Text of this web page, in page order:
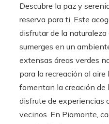
Descubre la paz y
reserva para ti. Este
disfrutar de la
sumerges en un
extensas áreas verdes
para la recreación al
fomentan la creación de
disfrute de experiencias
vecinos. En Piamonte,